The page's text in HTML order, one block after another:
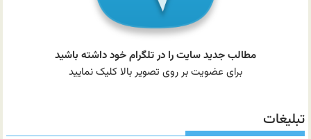
مطالب جدید سایت را در تلگرام خود داشته باشید
برای عضویت بر روی تصویر بالا کلیک نمایید
تبلیغات